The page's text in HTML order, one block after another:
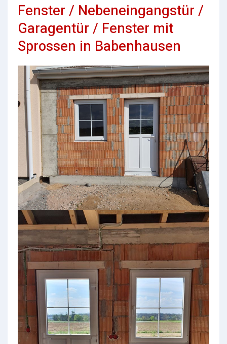
Fenster / Nebeneingangstür /
Garagentür / Fenster mit
Sprossen in Babenhausen